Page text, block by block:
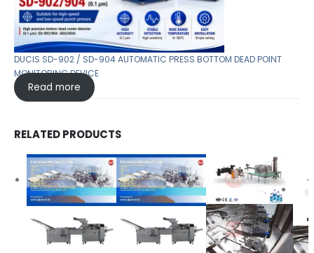
DUCIS SD-902 / SD-904 AUTOMATIC PRESS BOTTOM DEAD POINT
MONITORING DEVICE
Read more
RELATED PRODUCTS